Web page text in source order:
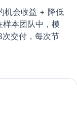
机会收益 + 降低
本团队中，模
交付，每次节